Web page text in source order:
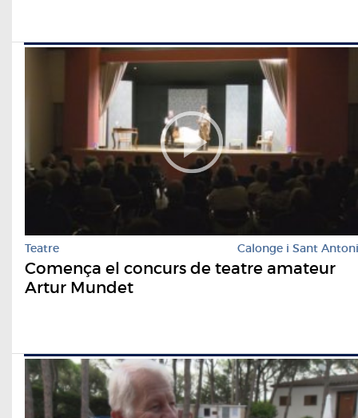
Teatre Calonge i Sant Antoni
Comença el concurs de teatre amateur
Artur Mundet